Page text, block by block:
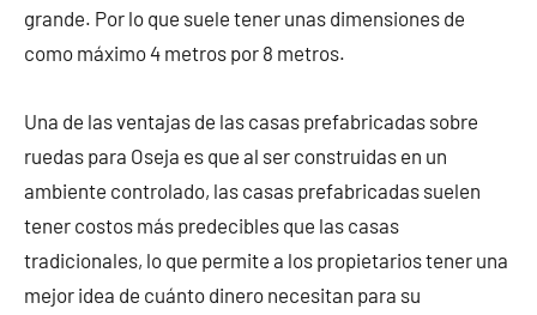
grande. Por lo que suele tener unas dimensiones de
como máximo 4 metros por 8 metros.
Una de las ventajas de las casas prefabricadas sobre
ruedas para Oseja es que al ser construidas en un
ambiente controlado, las casas prefabricadas suelen
tener costos más predecibles que las casas
tradicionales, lo que permite a los propietarios tener una
mejor idea de cuánto dinero necesitan para su